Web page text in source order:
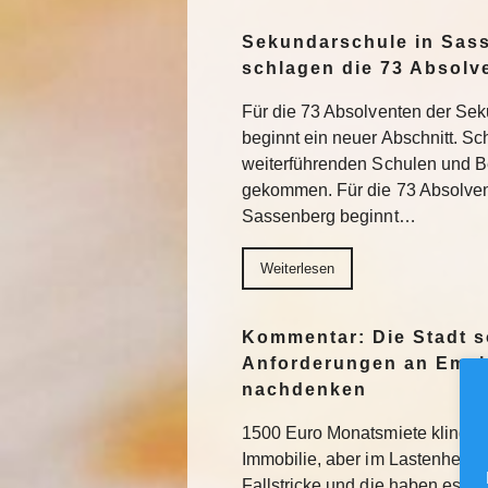
Sekundarschule in
schlagen die 73
Für die 73 Absolventen der
beginnt ein neuer Abschnitt.
weiterführenden Schulen und
gekommen. Für die 73
Sassenberg beginnt…
Weiterlesen
Kommentar: Die Stadt
Anforderungen an
nachdenken
1500 Euro Monatsmiete klingt
Immobilie, aber im Lastenheft